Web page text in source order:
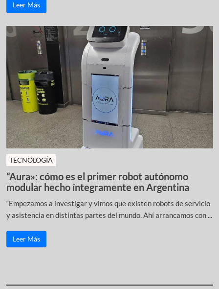
Leer Más
TECNOLOGÍA
“Aura»: cómo es el primer robot autónomo
modular hecho íntegramente en Argentina
“Empezamos a investigar y vimos que existen robots de servicio
y asistencia en distintas partes del mundo. Ahí arrancamos con ...
Leer Más